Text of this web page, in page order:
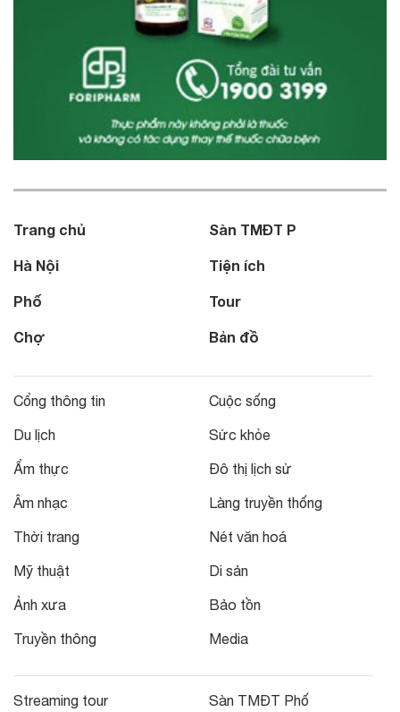
Trang chủ
Hà Nội
Phố
Chợ
Sàn TMĐT P
Tiện ích
Tour
Bản đồ
Cổng thông tin
Du lịch
Ẩm thực
Âm nhạc
Thời trang
Mỹ thuật
Ảnh xưa
Truyền thông
Cuộc sống
Sức khỏe
Đô thị lịch sử
Làng truyền thống
Nét văn hoá
Di sản
Bảo tồn
Media
Streaming tour Sàn TMĐT Phố